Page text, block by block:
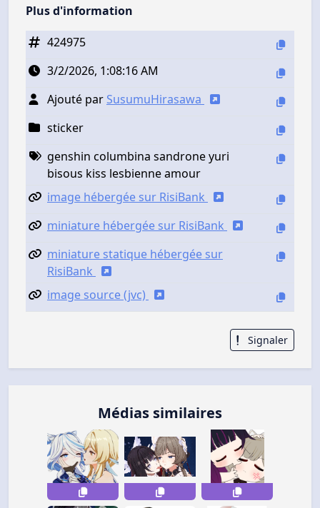
Plus d'information
424975
3/2/2026, 1:08:16 AM
Ajouté par SusumuHirasawa
sticker
genshin columbina sandrone yuri
bisous kiss lesbienne amour
image hébergée sur RisiBank
miniature hébergée sur RisiBank
miniature statique hébergée sur
RisiBank
image source (jvc)
Signaler
Médias similaires